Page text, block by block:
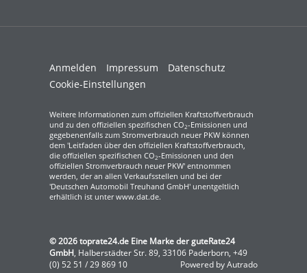
Anmelden Impressum
Datenschutz
Cookie-Einstellungen
Weitere Informationen zum offiziellen Kraftstoffverbrauch
und zu den offiziellen spezifischen CO2-Emissionen und
gegebenenfalls zum Stromverbrauch neuer PKW können
dem 'Leitfaden über den offiziellen Kraftstoffverbrauch,
die offiziellen spezifischen CO2-Emissionen und den
offiziellen Stromverbrauch neuer PKW' entnommen
werden, der an allen Verkaufsstellen und bei der
'Deutschen Automobil Treuhand GmbH' unentgeltlich
erhältlich ist unter www.dat.de.
© 2026toprate24.de Eine Marke der guteRate24
GmbH, Halberstädter Str. 89, 33106 Paderborn, +49
(0) 52 51 / 29 869 10
Powered by Autrado